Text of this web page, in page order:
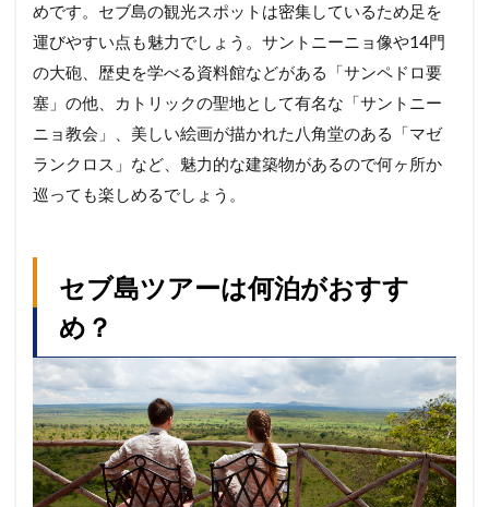
めです。セブ島の観光スポットは密集しているため足を
運びやすい点も魅力でしょう。サントニーニョ像や14門
の大砲、歴史を学べる資料館などがある「サンペドロ要
塞」の他、カトリックの聖地として有名な「サントニー
ニョ教会」、美しい絵画が描かれた八角堂のある「マゼ
ランクロス」など、魅力的な建築物があるので何ヶ所か
巡っても楽しめるでしょう。
セブ島ツアーは何泊がおすす
め？